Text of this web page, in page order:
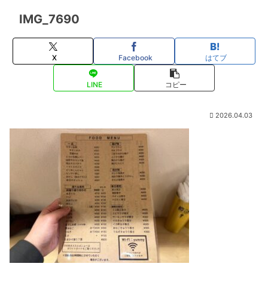
IMG_7690
X Facebook はてブ
LINE コピー
2026.04.03